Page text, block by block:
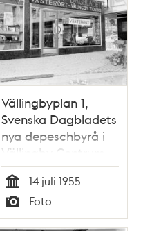
Vällingbyplan 1,
Svenska Dagbladets
nya depeschbyrå i
Vällingby Centrum.
(Den 3:e i ordningen,
först Birger
Jarlsgatan och sen
Karduansmakargatan)
Tid
14 juli 1955
Typ
Foto